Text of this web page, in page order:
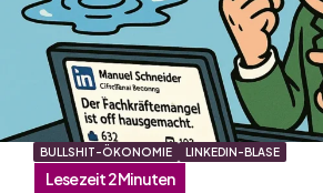
BULLSHIT-ÖKONOMIE LINKEDIN-BLASE